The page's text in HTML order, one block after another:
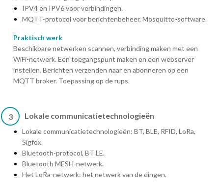
IPV4 en IPV6 voor verbindingen.
MQTT-protocol voor berichtenbeheer, Mosquitto-software.
Praktisch werk
Beschikbare netwerken scannen, verbinding maken met een
WiFi-netwerk. Een toegangspunt maken en een webserver
instellen. Berichten verzenden naar en abonneren op een
MQTT broker. Toepassing op de rups.
3 Lokale communicatietechnologieën
Lokale communicatietechnologieën: BT, BLE, RFID, LoRa,
Sigfox.
Bluetooth-protocol, BT LE.
Bluetooth MESH-netwerk.
Het LoRa-netwerk: het netwerk van de dingen.